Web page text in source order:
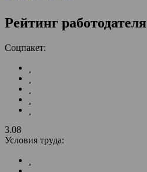
Рейтинг работодателя
Соцпакет:
3.08
Условия труда: